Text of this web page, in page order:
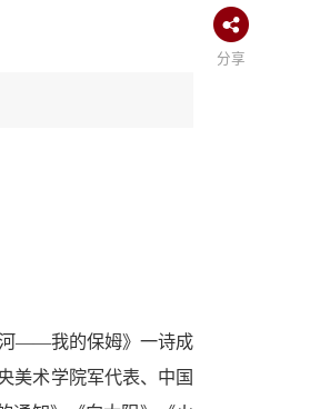
分享
河――我的保姆》一诗成
美术学院军代表、中国